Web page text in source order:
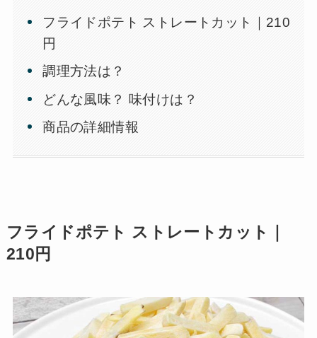
フライドポテト ストレートカット｜210
円
調理方法は？
どんな風味？ 味付けは？
商品の詳細情報
フライドポテト ストレートカット｜
210円